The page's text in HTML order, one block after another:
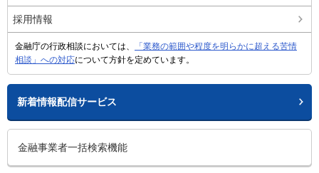
採用情報
金融庁の行政相談においては、
「業務の範囲や程度を明らかに超える苦情
相談」への対応について方針を定めています。
新着情報配信サービス
金融事業者一括検索機能